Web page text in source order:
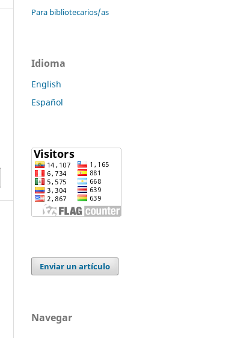
Para bibliotecarios/as
Idioma
English
Español
Enviar un artículo
Navegar